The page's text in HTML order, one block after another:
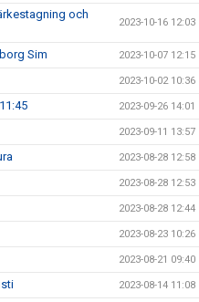
och
2023-10-16 12:03
Sim 2023-10-07 12:15
2023-10-02 10:36
2023-09-26 14:01
2023-09-11 13:57
2023-08-28 12:58
2023-08-28 12:53
2023-08-28 12:44
2023-08-23 10:26
2023-08-21 09:40
2023-08-14 11:08